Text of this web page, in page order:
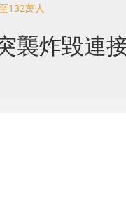
132萬人
襲炸毀